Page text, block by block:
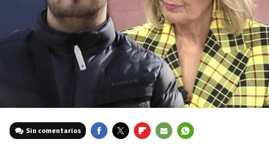
Sin comentarios